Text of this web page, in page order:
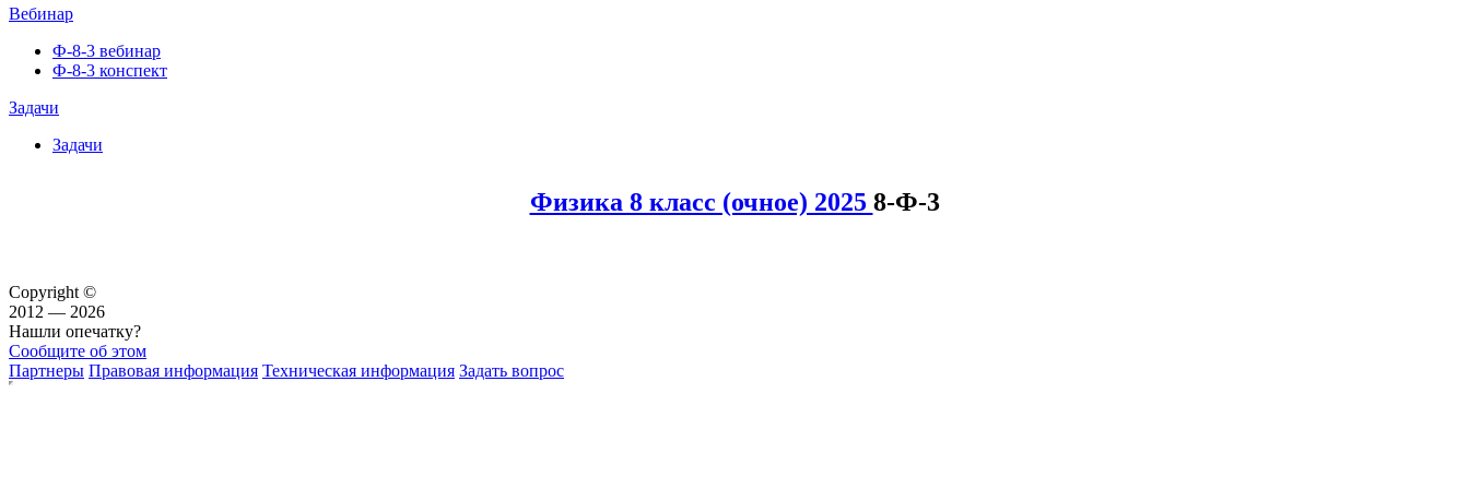
Вебинар
Ф-8-3 вебинар
Ф-8-3 конспект
Задачи
Задачи
Физика 8 класс (очное) 2025 8-Ф-3
Copyright ©
2012 — 2026
Нашли опечатку?
Сообщите об этом
Партнеры Правовая информация Техническая информация Задать вопрос